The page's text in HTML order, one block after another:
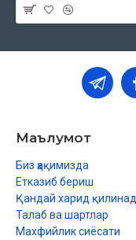
Маълумот
Биз ҳақимизда
Етказиб бериш
Қандай харид
Талаб ва шартлар
Махфийлик сиёсати